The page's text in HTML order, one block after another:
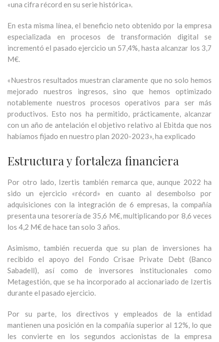
«una cifra récord en su serie histórica».
En esta misma línea, el beneficio neto obtenido por la empresa
especializada en procesos de transformación digital se
incrementó el pasado ejercicio un 57,4%, hasta alcanzar los 3,7
M€.
«Nuestros resultados muestran claramente que no solo hemos
mejorado nuestros ingresos, sino que hemos optimizado
notablemente nuestros procesos operativos para ser más
productivos. Esto nos ha permitido, prácticamente, alcanzar
con un año de antelación el objetivo relativo al Ebitda que nos
habíamos fijado en nuestro plan 2020-2023», ha explicado
Estructura y fortaleza financiera
Por otro lado, Izertis también remarca que, aunque 2022 ha
sido un ejercicio «récord» en cuanto al desembolso por
adquisiciones con la integración de 6 empresas, la compañía
presenta una tesorería de 35,6 M€, multiplicando por 8,6 veces
los 4,2 M€ de hace tan solo 3 años.
Asimismo, también recuerda que su plan de inversiones ha
recibido el apoyo del Fondo Crisae Private Debt (Banco
Sabadell), así como de inversores institucionales como
Metagestión, que se ha incorporado al accionariado de Izertis
durante el pasado ejercicio.
Por su parte, los directivos y empleados de la entidad
mantienen una posición en la compañía superior al 12%, lo que
les convierte en los segundos accionistas de la empresa